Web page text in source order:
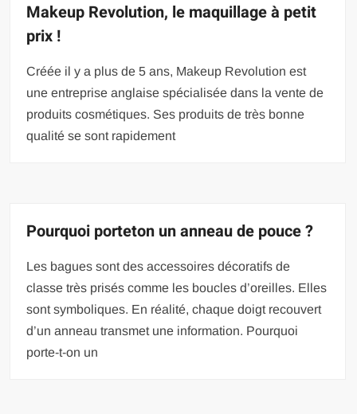
Makeup Revolution, le maquillage à petit
prix !
Créée il y a plus de 5 ans, Makeup Revolution est
une entreprise anglaise spécialisée dans la vente de
produits cosmétiques. Ses produits de très bonne
qualité se sont rapidement
Pourquoi porteton un anneau de pouce ?
Les bagues sont des accessoires décoratifs de
classe très prisés comme les boucles d’oreilles. Elles
sont symboliques. En réalité, chaque doigt recouvert
d’un anneau transmet une information. Pourquoi
porte-t-on un